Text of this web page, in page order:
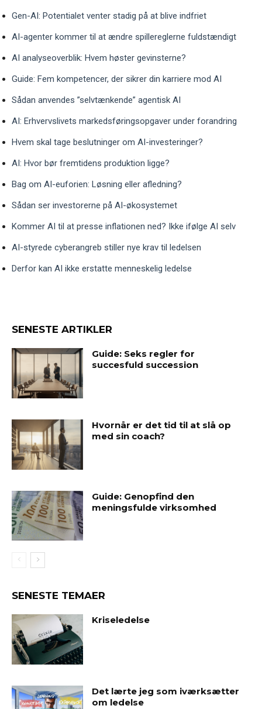
Gen-AI: Potentialet venter stadig på at blive indfriet
AI-agenter kommer til at ændre spillereglerne fuldstændigt
AI analyseoverblik: Hvem høster gevinsterne?
Guide: Fem kompetencer, der sikrer din karriere mod AI
Sådan anvendes ”selvtænkende” agentisk AI
AI: Erhvervslivets markedsføringsopgaver under forandring
Hvem skal tage beslutninger om AI-investeringer?
AI: Hvor bør fremtidens produktion ligge?
Bag om AI-euforien: Løsning eller afledning?
Sådan ser investorerne på AI-økosystemet
Kommer AI til at presse inflationen ned? Ikke ifølge AI selv
AI-styrede cyberangreb stiller nye krav til ledelsen
Derfor kan AI ikke erstatte menneskelig ledelse
SENESTE ARTIKLER
Guide: Seks regler for
succesfuld succession
Hvornår er det tid til at slå op
med sin coach?
Guide: Genopfind den
meningsfulde virksomhed
SENESTE TEMAER
Kriseledelse
Det lærte jeg som iværksætter
om ledelse